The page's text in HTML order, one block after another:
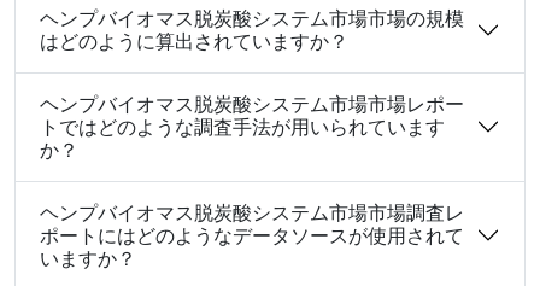
ヘンプバイオマス脱炭酸システム市場市場の規模
はどのように算出されていますか？
ヘンプバイオマス脱炭酸システム市場市場レポー
トではどのような調査手法が用いられています
か？
ヘンプバイオマス脱炭酸システム市場市場調査レ
ポートにはどのようなデータソースが使用されて
いますか？